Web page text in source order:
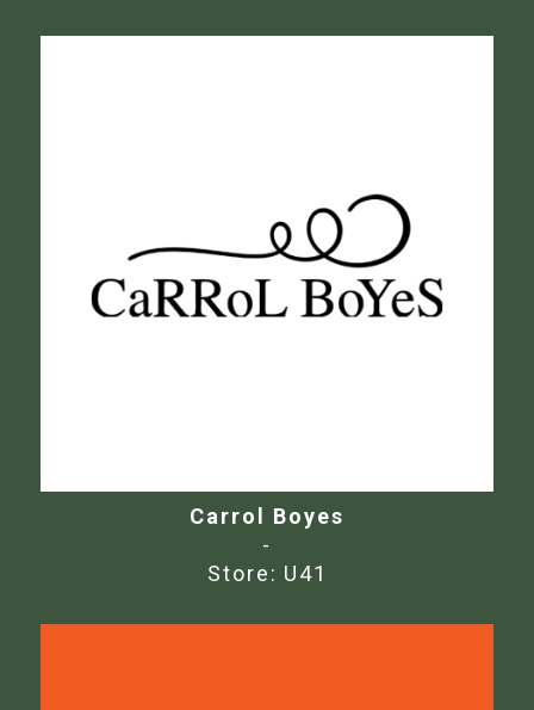
Carrol Boyes
-
Store: U41